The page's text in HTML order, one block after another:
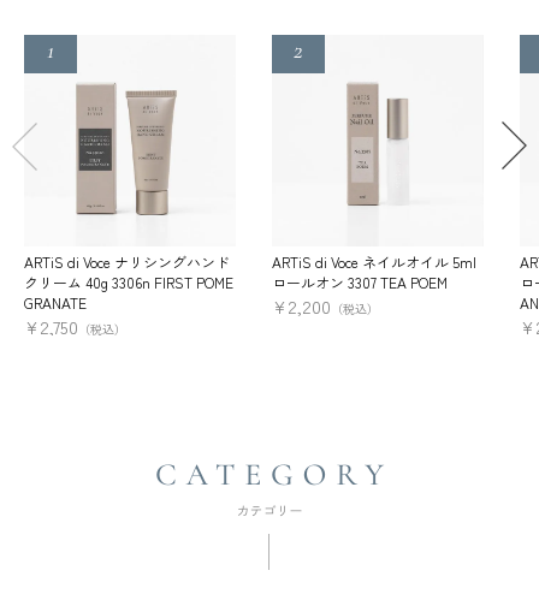
ARTiS di Voce ナリシングハンド
クリーム 40g 3306n FIRST POME
GRANATE
¥2,750 （税込）
ARTiS di Voce ネイルオイル 5ml
ロールオン 3307 TEA POEM
¥2,200 （税込）
¥